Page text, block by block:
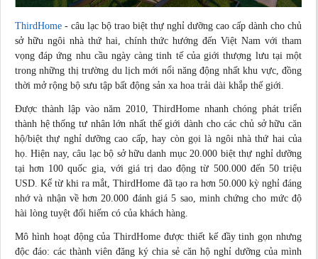
ThirdHome - câu lạc bộ trao biệt thự nghỉ dưỡng cao cấp dành cho chủ
sở hữu ngôi nhà thứ hai, chính thức hướng đến Việt Nam với tham
vọng đáp ứng nhu cầu ngày càng tinh tế của giới thượng lưu tại một
trong những thị trường du lịch mới nổi năng động nhất khu vực, đồng
thời mở rộng bộ sưu tập bất động sản xa hoa trải dài khắp thế giới.
Được thành lập vào năm 2010, ThirdHome nhanh chóng phát triển
thành hệ thống tư nhân lớn nhất thế giới dành cho các chủ sở hữu căn
hộ/biệt thự nghỉ dưỡng cao cấp, hay còn gọi là ngôi nhà thứ hai của
họ. Hiện nay, câu lạc bộ sở hữu danh mục 20.000 biệt thự nghỉ dưỡng
tại hơn 100 quốc gia, với giá trị dao động từ 500.000 đến 50 triệu
USD. Kể từ khi ra mắt, ThirdHome đã tạo ra hơn 50.000 kỳ nghỉ đáng
nhớ và nhận về hơn 20.000 đánh giá 5 sao, minh chứng cho mức độ
hài lòng tuyệt đối hiếm có của khách hàng.
Mô hình hoạt động của ThirdHome được thiết kế đầy tinh gọn nhưng
độc đáo: các thành viên đăng ký chia sẻ căn hộ nghỉ dưỡng của mình